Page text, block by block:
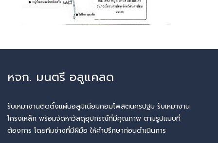
หจก. มนตรี อลูแคลด
รับเหมางานติดตั้งแผ่นอลูมิเนียมคอมโพสิตนครปฐม รับเหมางาน
โครงเหล็ก พร้อมจัดหาวัสดุอุปกรณ์ที่มีคุณภาพ ตามรูปแบบที่
ต้องการ โดยทีมช่างที่มีฝีมือ ให้คำปรึกษาก่อนดำเนินการ